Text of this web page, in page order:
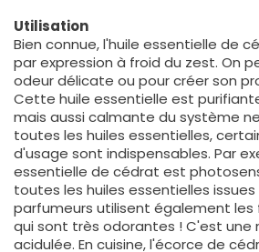
Utilisation
Bien connue, l'huile essentielle de
par expression à froid du zest. On
odeur délicate ou pour créer son
Cette huile essentielle est
mais aussi calmante du système
toutes les huiles essentielles,
d'usage sont indispensables. Par
essentielle de cédrat est
toutes les huiles essentielles issues
parfumeurs utilisent également les
qui sont très odorantes ! C'est
acidulée. En cuisine, l'écorce de